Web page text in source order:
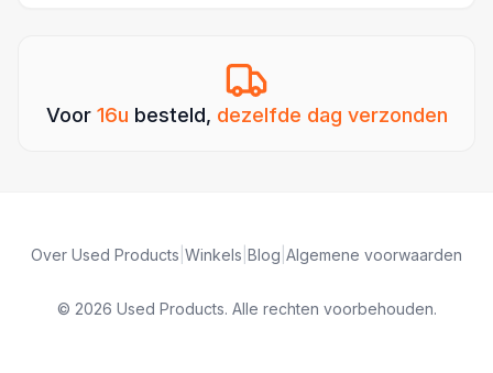
Voor 16u besteld, dezelfde dag verzonden
Over Used Products Winkels Blog Algemene voorwaarden
© 2026 Used Products. Alle rechten voorbehouden.